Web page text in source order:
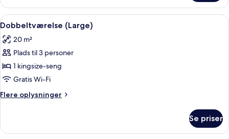
-
havudsigt
Indlæs
alle
billeder
af
Dobbeltværelse
(Large)
Et hotelværelse med en stor seng, et
6
Dobbeltværelse (Large)
20 m²
Plads til 3 personer
1 kingsize-seng
Gratis Wi-Fi
Flere oplysninger
Flere
(Large)
Se priser